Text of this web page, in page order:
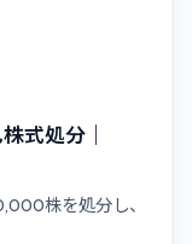
式処分｜
株を処分し、